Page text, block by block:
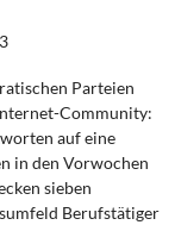
Parteien
Community:
auf eine
in den Vorwochen
sieben
Berufstätiger